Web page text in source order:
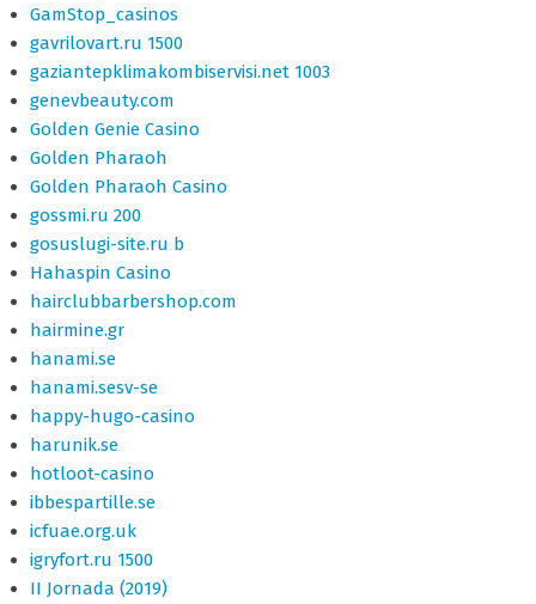
GamStop_casinos
gavrilovart.ru 1500
gaziantepklimakombiservisi.net 1003
genevbeauty.com
Golden Genie Casino
Golden Pharaoh
Golden Pharaoh Casino
gossmi.ru 200
gosuslugi-site.ru b
Hahaspin Casino
hairclubbarbershop.com
hairmine.gr
hanami.se
hanami.sesv-se
happy-hugo-casino
harunik.se
hotloot-casino
ibbespartille.se
icfuae.org.uk
igryfort.ru 1500
II Jornada (2019)